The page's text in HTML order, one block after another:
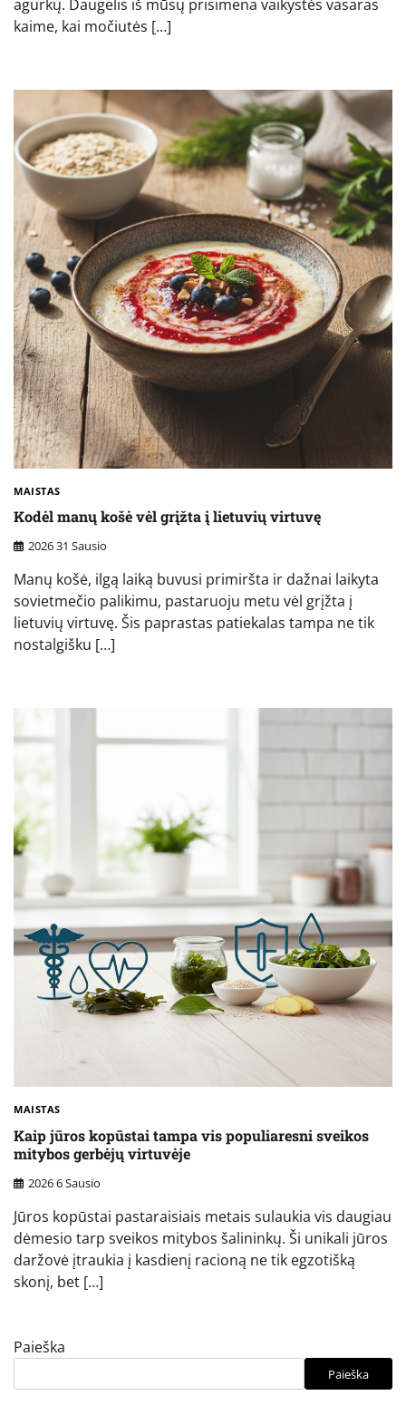
agurkų. Daugelis iš mūsų prisimena vaikystės vasaras
kaime, kai močiutės […]
MAISTAS
Kodėl manų košė vėl grįžta į lietuvių virtuvę
2026 31 Sausio
Manų košė, ilgą laiką buvusi primiršta ir dažnai laikyta
sovietmečio palikimu, pastaruoju metu vėl grįžta į
lietuvių virtuvę. Šis paprastas patiekalas tampa ne tik
nostalgišku […]
MAISTAS
Kaip jūros kopūstai tampa vis populiaresni sveikos
mitybos gerbėjų virtuvėje
2026 6 Sausio
Jūros kopūstai pastaraisiais metais sulaukia vis daugiau
dėmesio tarp sveikos mitybos šalininkų. Ši unikali jūros
daržovė įtraukia į kasdienį racioną ne tik egzotišką
skonį, bet […]
Paieška
Paieška